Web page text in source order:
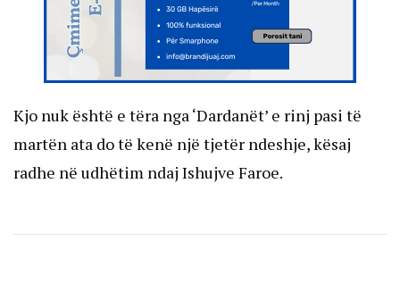
Kjo nuk është e tëra nga ‘Dardanët’ e rinj pasi të
martën ata do të kenë një tjetër ndeshje, kësaj
radhe në udhëtim ndaj Ishujve Faroe.